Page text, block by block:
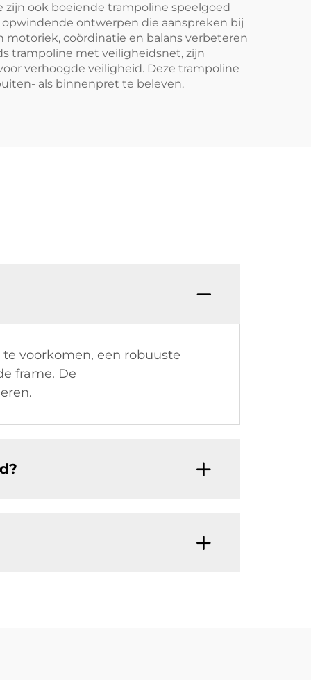
ook boeiende trampoline speelgoed
ontwerpen die aanspreken bij
coördinatie en balans verbeteren
trampoline met veiligheidsnet, zijn
verhoogde veiligheid. Deze trampoline
als binnenpret te beleven.
voorkomen, een robuuste
frame. De